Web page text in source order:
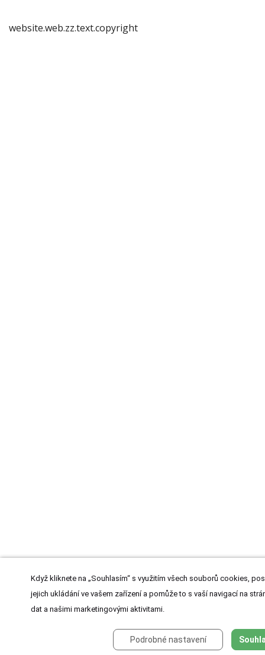
website.web.zz.text.copyright
Když kliknete na „Souhlasím“ s využitím všech souborů cookies,
jejich ukládání ve vašem zařízení a pomůže to s vaší navigací na
dat a našimi marketingovými aktivitami.
Podrobné nastavení